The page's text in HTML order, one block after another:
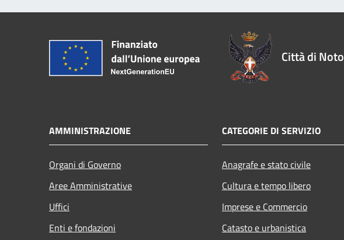
Città di Noto
AMMINISTRAZIONE
Organi di Governo
Aree Amministrative
Uffici
Enti e fondazioni
CATEGORIE DI SERVIZIO
Anagrafe e stato civile
Cultura e tempo libero
Imprese e Commercio
Catasto e urbanistica